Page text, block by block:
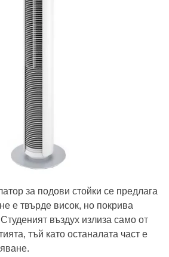
за подови стойки се предлага
е твърде висок, но покрива
въздух излиза само от
тъй като останалата част е